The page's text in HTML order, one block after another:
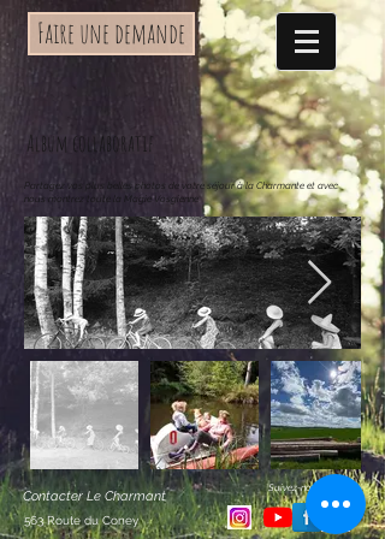
Faire une demande
Album collaboratif
Partagez vos plus belles photos de votre séjour à la Charmante et avec
nous montrez toute la Magie Vosgienne
Contacter Le Charmant
563 Route du Coney
Suivez-nous